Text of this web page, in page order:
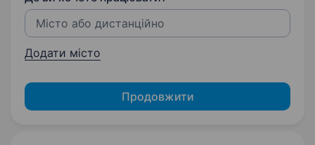
Додати місто
Продовжити